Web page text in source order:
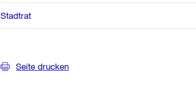
Stadtrat
Seite drucken